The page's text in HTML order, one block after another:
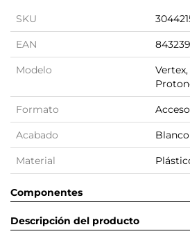
SKU
EAN
Modelo
Formato
Acabado Blanco
Material
Componentes
Descripción del producto